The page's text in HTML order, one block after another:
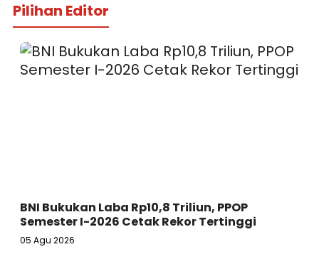
Pilihan Editor
BNI Bukukan Laba Rp10,8 Triliun, PPOP
Semester I-2026 Cetak Rekor Tertinggi
05 Agu 2026